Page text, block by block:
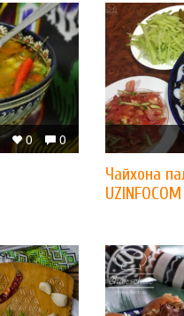
0
0
Чайхона
UZINFOCOM